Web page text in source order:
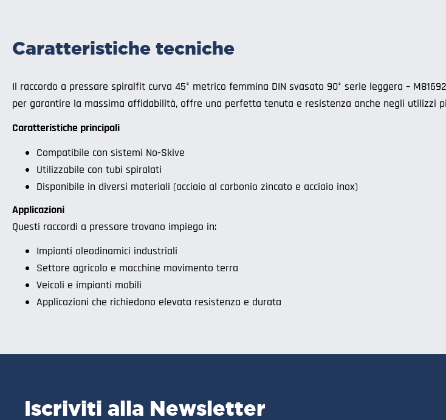
Caratteristiche tecniche
Il raccordo a pressare spiralfit curva 45° metrico femmina DIN svasato 90° serie leggera –
per garantire la massima affidabilità, offre una perfetta tenuta e resistenza anche negli utilizzi
Caratteristiche principali
Compatibile con sistemi No-Skive
Utilizzabile con tubi spiralati
Disponibile in diversi materiali (acciaio al carbonio zincato e acciaio inox)
Applicazioni
Questi raccordi a pressare trovano impiego in:
Impianti oleodinamici industriali
Settore agricolo e macchine movimento terra
Veicoli e impianti mobili
Applicazioni che richiedono elevata resistenza e durata
Iscriviti alla Newsletter